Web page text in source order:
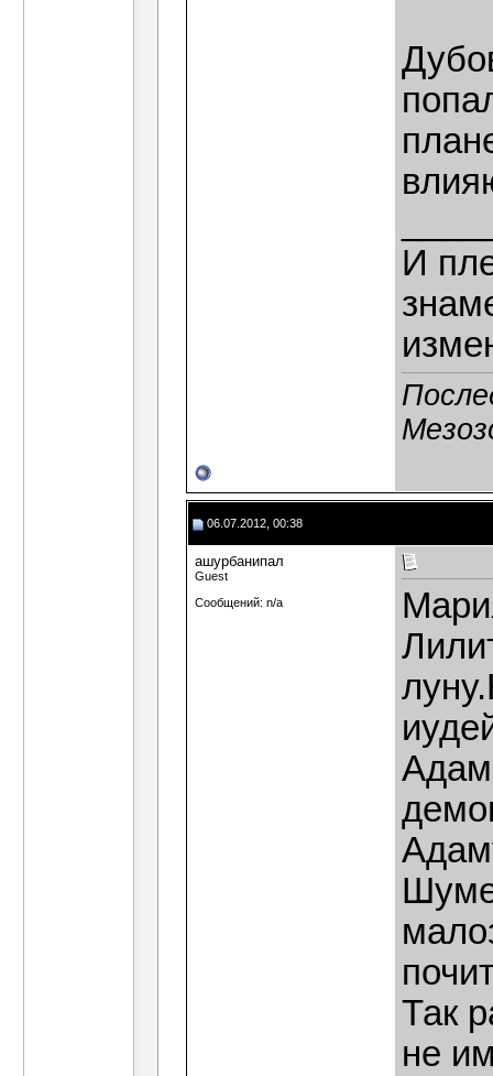
И
06.07.2012, 00:38
ашурбанипал
Guest
Сообщений: n/a
Так
не